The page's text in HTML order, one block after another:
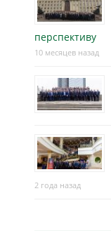
перспективу
10 месяцев назад
2 года назад